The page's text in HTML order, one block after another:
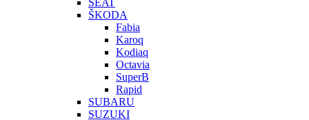
ŠKODA
Fabia
Karoq
Kodiaq
Octavia
SuperB
Rapid
SUBARU
SUZUKI